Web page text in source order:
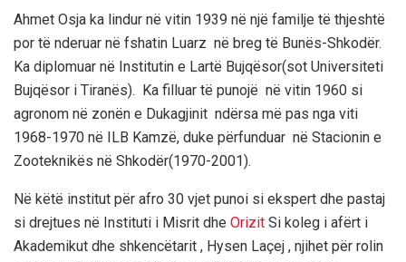
Ahmet Osja ka lindur në vitin 1939 në një familje të thjeshtë
por të nderuar në fshatin Luarz në breg të Bunës-Shkodër.
Ka diplomuar në Institutin e Lartë Bujqësor(sot Universiteti
Bujqësor i Tiranës). Ka filluar të punojë në vitin 1960 si
agronom në zonën e Dukagjinit ndërsa më pas nga viti
1968-1970 në ILB Kamzë, duke përfunduar në Stacionin e
Zooteknikës në Shkodër(1970-2001).
Në këtë institut për afro 30 vjet punoi si ekspert dhe pastaj
si drejtues në Instituti i Misrit dhe Orizit Si koleg i afërt i
Akademikut dhe shkencëtarit , Hysen Laçej , njihet për rolin